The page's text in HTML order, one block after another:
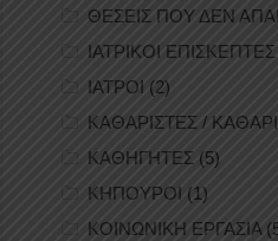
ΘΕΣΕΙΣ ΠΟΥ ΔΕΝ
ΙΑΤΡΙΚΟΙ ΕΠΙΣΚΕΠΤΕΣ
ΙΑΤΡΟΙ (2)
ΚΑΘΑΡΙΣΤΕΣ /
ΚΑΘΗΓΗΤΕΣ (5)
ΚΗΠΟΥΡΟΙ (1)
ΚΟΙΝΩΝΙΚΗ ΕΡΓΑΣΙΑ